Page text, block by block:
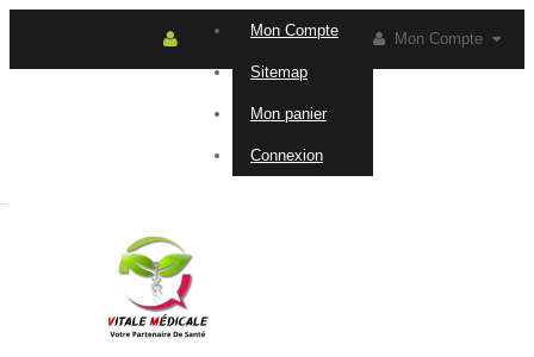
Mon Compte
Mon Compte
Sitemap
Mon panier
Connexion